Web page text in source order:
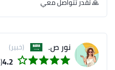
🙏 تقدر تتواصل معي
نور ص. (خبير)
4.2
(15)